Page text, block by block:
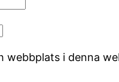
i denna